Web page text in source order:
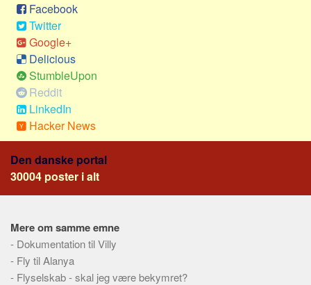
Forbrug
Social sikring og sundhed
Transport
Alle
Aspekter
Køb og salg
Økonomi
Jura og regler
Skatter og afgifter
Praktisk
Alle
Meta
Facebook
Twitter
Google+
Delicious
StumbleUpon
Reddit
LinkedIn
Hacker News
Den danske portal
30004 poster i alt
Mere om samme emne
- Dokumentation til Villy
- Fly til Alanya
- Flyselskab - skal jeg være bekymret?